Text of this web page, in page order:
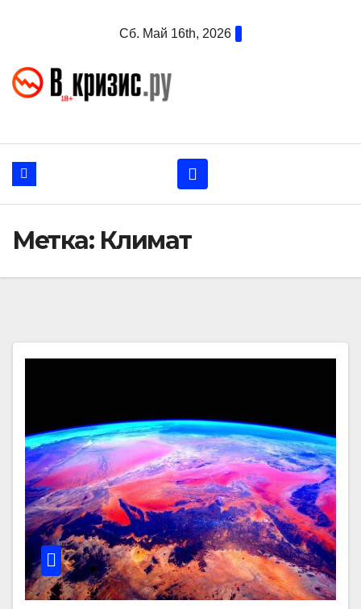
Сб. Май 16th, 2026
Метка: Климат